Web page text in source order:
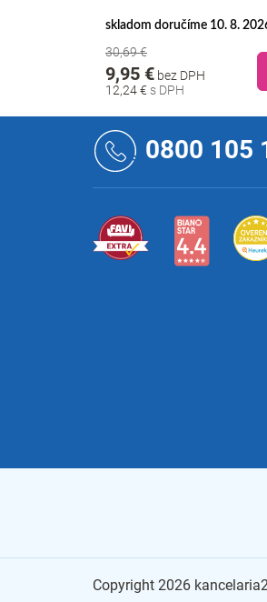
skladom doručíme 10. 8.
30,69 €
12,24 €
9,95 € bez DPH
0800 105
Copyright 2026